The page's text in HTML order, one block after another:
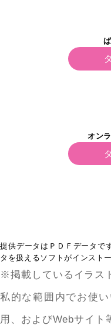
オン
提供データはＰＤＦデータで
タを扱えるソフトがインスト
※掲載しているイラス
私的な範囲内でお使
用、およびWebサイト